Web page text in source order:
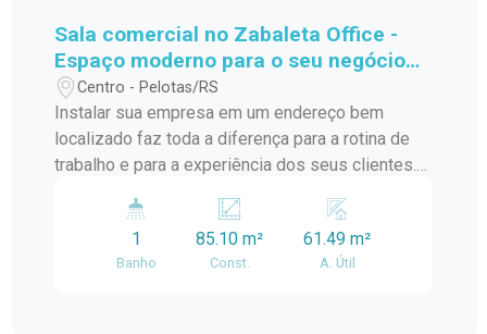
Sala comercial no Zabaleta Office -
Espaço moderno para o seu negócio
em localização estratégica
Centro - Pelotas/RS
Instalar sua empresa em um endereço bem
localizado faz toda a diferença para a rotina de
trabalho e para a experiência dos seus clientes.
um ambiente moderno, funcional e com excelente
iluminação natural, proporcionando conforto e
praticidade para diversas atividades
1
Banho
85.10 m²
Const.
61.49 m²
A. Útil